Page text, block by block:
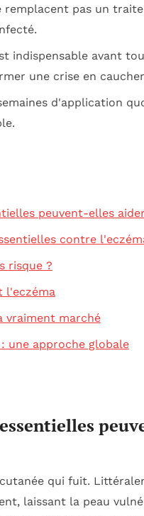
remplacent pas un
indispensable avant
une crise en
d'application
peuvent-elles
contre
risque ?
l'eczéma
vraiment marché
une approche globale
qui fuit.
laissant la peau